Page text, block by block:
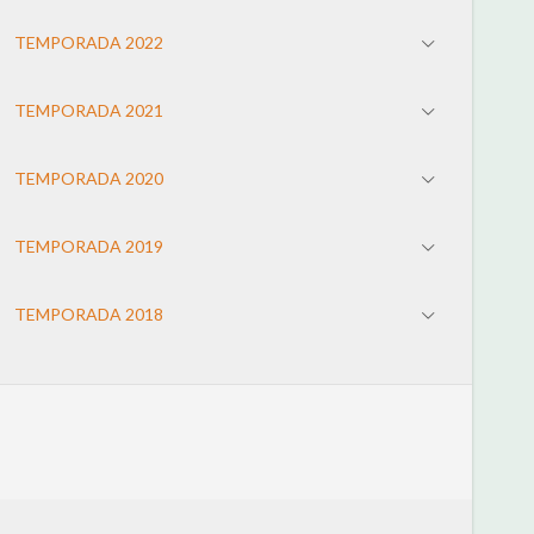
TEMPORADA 2022
TEMPORADA 2021
TEMPORADA 2020
TEMPORADA 2019
TEMPORADA 2018